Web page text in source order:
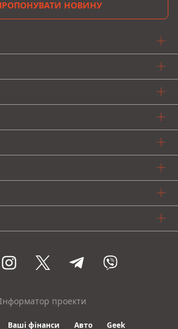
НОВИНУ
Інформатор проекти
Ваші фінанси Авто Geek